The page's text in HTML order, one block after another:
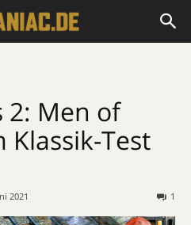
2: Men of
Klassik-Test
2021 1